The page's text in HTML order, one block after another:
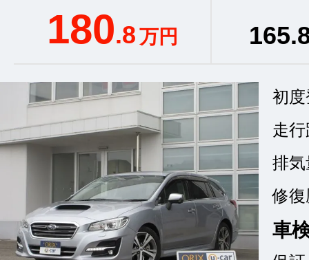
180.8万円 165
初
走
排気
修復
車